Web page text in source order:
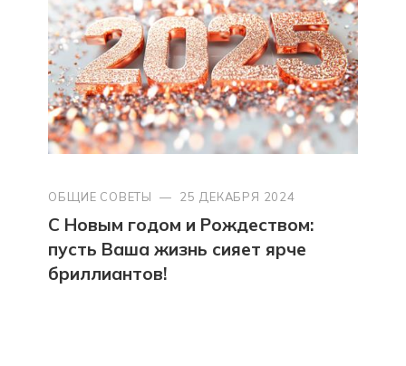
ОБЩИЕ СОВЕТЫ — 25 ДЕКАБРЯ 2024
С Новым годом и Рождеством:
пусть Ваша жизнь сияет ярче
бриллиантов!